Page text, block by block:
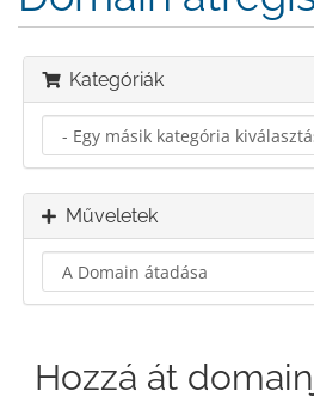
Kategóriák
Műveletek
Hozzá át